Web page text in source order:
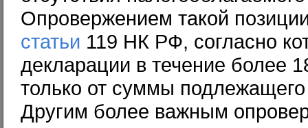
Опровержением такой
статьи 119 НК РФ, согласно
декларации в течение более
только от суммы подлежащего
Другим более важным